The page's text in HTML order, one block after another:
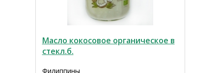
Масло кокосовое органическое в
стекл.б.
Филиппины